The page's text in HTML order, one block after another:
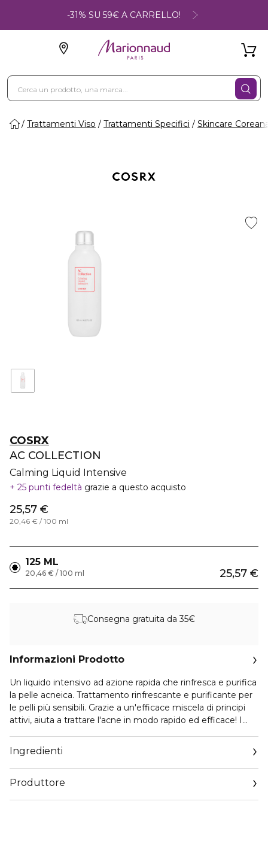
-31% SU 59€ A CARRELLO!
Trattamenti Viso Trattamenti Specifici Skincare
COSRX
AC COLLECTION
Calming Liquid Intensive
25 punti fedeltà grazie a questo acquisto
25,57 €
20,46 € / 100 ml
125 ML
25,57 €
20,46 € / 100 ml
Consegna gratuita da 35€
Informazioni Prodotto
Un liquido intensivo ad azione rapida che rinfresca e purifica
la pelle acneica. Trattamento rinfrescante e purificante per
le pelli più sensibili. Grazie a un'efficace miscela di principi
attivi, aiuta a trattare l'acne in modo rapido ed efficace! I
l'eccesso di pelle morta, mentre lo Zinco PCA ha un'ottima
capacità di assorbimento del sebo e un forte effetto
lenitivo è ottenuto grazie a CentellAC-RX. Idratazione
dell'estratto di propoli (60%) in modo che la pelle non si
Ingredienti
Produttore